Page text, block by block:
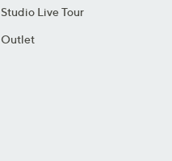
Studio Live Tour
Outlet